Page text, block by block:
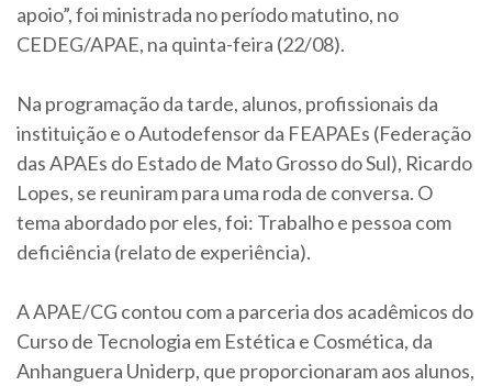
apoio”, foi ministrada no período matutino, no
CEDEG/APAE, na quinta-feira (22/08).
Na programação da tarde, alunos, profissionais da
instituição e o Autodefensor da FEAPAEs (Federação
das APAEs do Estado de Mato Grosso do Sul), Ricardo
Lopes, se reuniram para uma roda de conversa. O
tema abordado por eles, foi: Trabalho e pessoa com
deficiência (relato de experiência).
A APAE/CG contou com a parceria dos acadêmicos do
Curso de Tecnologia em Estética e Cosmética, da
Anhanguera Uniderp, que proporcionaram aos alunos,